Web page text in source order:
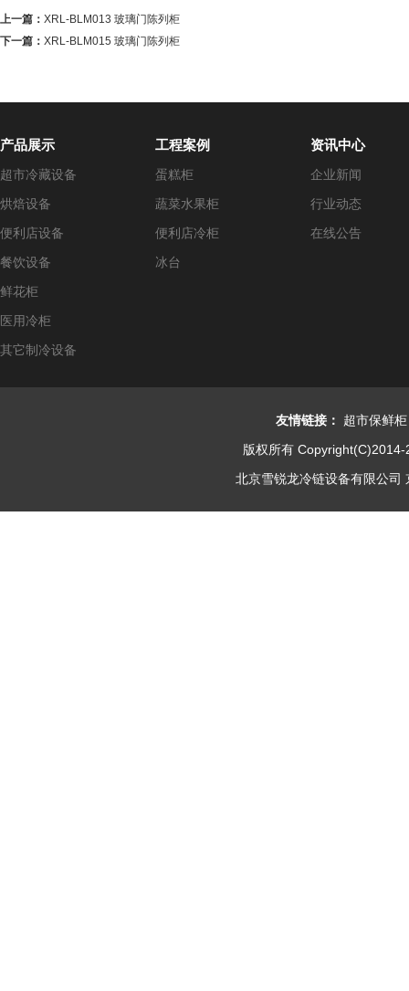
上一篇： XRL-BLM013 玻璃门陈列柜
下一篇： XRL-BLM015 玻璃门陈列柜
产品展示
超市冷藏设备
烘焙设备
便利店设备
餐饮设备
鲜花柜
医用冷柜
其它制冷设备
工程案例
蛋糕柜
蔬菜水果柜
便利店冷柜
冰台
资讯中心
企业新闻
行业动态
在线公告
友情链接：
超市保鲜柜
版权所有
北京雪锐龙冷链设备有限公司